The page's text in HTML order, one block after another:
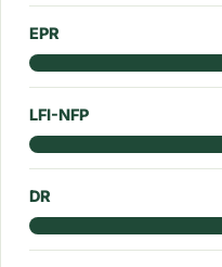
EPR
LFI-NFP
DR